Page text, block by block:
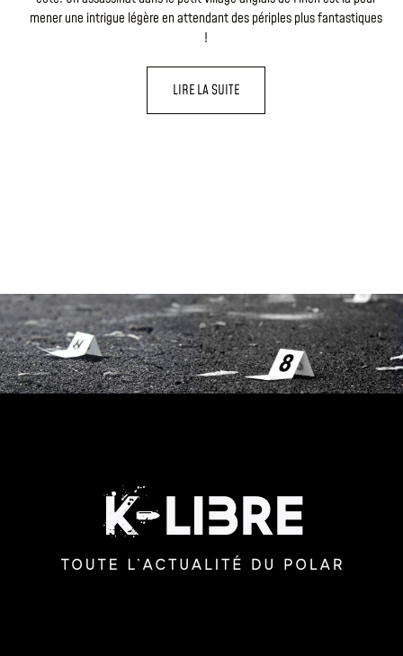
mener une intrigue légère en attendant des périples plus fantastiques
!
LIRE LA SUITE